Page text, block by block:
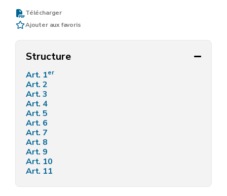
Télécharger
Ajouter aux favoris
Structure
Art. 1er
Art. 2
Art. 3
Art. 4
Art. 5
Art. 6
Art. 7
Art. 8
Art. 9
Art. 10
Art. 11